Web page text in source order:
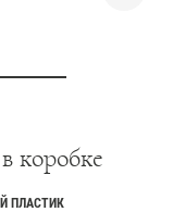
коробке
ПЛАСТИК